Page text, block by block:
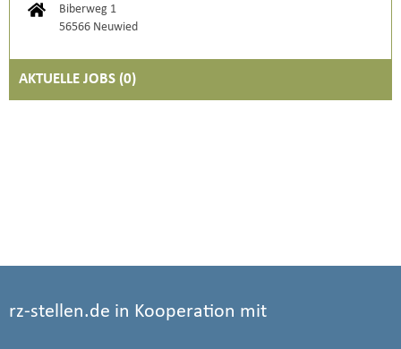
Biberweg 1
56566 Neuwied
AKTUELLE JOBS (0)
rz-stellen.de in Kooperation mit